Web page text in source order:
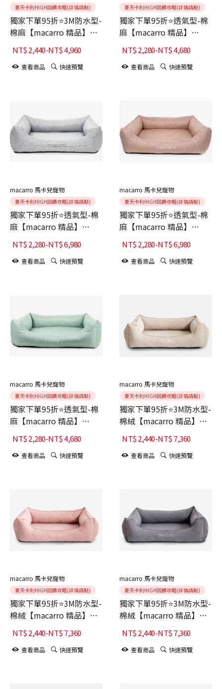
夏天卡利HIGH回饋攻略(詳情請點)
獨家下單95折⭐3M防水型-
棉麻【macarro 精品】
LATEX乳膠床-Mint薄荷綠
NT$2,440-NT$4,960
查看商品 快速預覽
夏天卡利HIGH回饋攻略(詳情請點)
獨家下單95折⭐透氣型-棉
麻【macarro 精品】
LATEX乳膠床-Denim丹寧
藍
NT$2,280-NT$4,680
查看商品 快速預覽
macarro 馬卡兒寵物
夏天卡利HIGH回饋攻略(詳情請點)
獨家下單95折⭐透氣型-棉
麻【macarro 精品】
LATEX乳膠床-Glacier
Gray冰川灰
NT$2,280-NT$6,980
查看商品 快速預覽
macarro 馬卡兒寵物
夏天卡利HIGH回饋攻略(詳情請點)
獨家下單95折⭐透氣型-棉
麻【macarro 精品】
LATEX乳膠床-Hazelnut榛
果
NT$2,280-NT$6,980
查看商品 快速預覽
macarro 馬卡兒寵物
夏天卡利HIGH回饋攻略(詳情請點)
獨家下單95折⭐透氣型-棉
麻【macarro 精品】
LATEX乳膠床-Mint薄荷綠
NT$2,280-NT$4,680
查看商品 快速預覽
macarro 馬卡兒寵物
夏天卡利HIGH回饋攻略(詳情請點)
獨家下單95折⭐3M防水型-
棉絨【macarro 精品】
LATEX乳膠床-Almond
Cream奶油杏
NT$2,440-NT$7,360
查看商品 快速預覽
macarro 馬卡兒寵物
夏天卡利HIGH回饋攻略(詳情請點)
獨家下單95折⭐3M防水型-
棉絨【macarro 精品】
LATEX乳膠床-Dusty Pink
啞灰粉
NT$2,440-NT$7,360
查看商品 快速預覽
macarro 馬卡兒寵物
夏天卡利HIGH回饋攻略(詳情請點)
獨家下單95折⭐3M防水型-
棉絨【macarro 精品】
LATEX乳膠床-Moon Grey
月球灰
NT$2,440-NT$7,360
查看商品 快速預覽